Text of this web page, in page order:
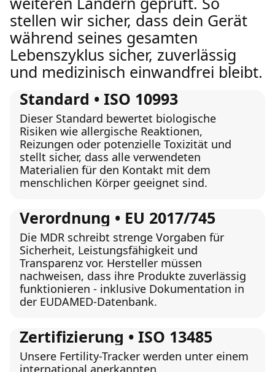
stellen wir sicher, dass dein Gerät
während seines gesamten
Lebenszyklus sicher, zuverlässig
und medizinisch einwandfrei bleibt.
Standard • ISO 10993
Dieser Standard bewertet biologische
Risiken wie allergische Reaktionen,
Reizungen oder potenzielle Toxizität und
stellt sicher, dass alle verwendeten
Materialien für den Kontakt mit dem
menschlichen Körper geeignet sind.
Verordnung • EU 2017/745
Die MDR schreibt strenge Vorgaben für
Sicherheit, Leistungsfähigkeit und
Transparenz vor. Hersteller müssen
nachweisen, dass ihre Produkte zuverlässig
funktionieren - inklusive Dokumentation in
der EUDAMED-Datenbank.
Zertifizierung • ISO 13485
Unsere Fertility-Tracker werden unter einem
international anerkannten